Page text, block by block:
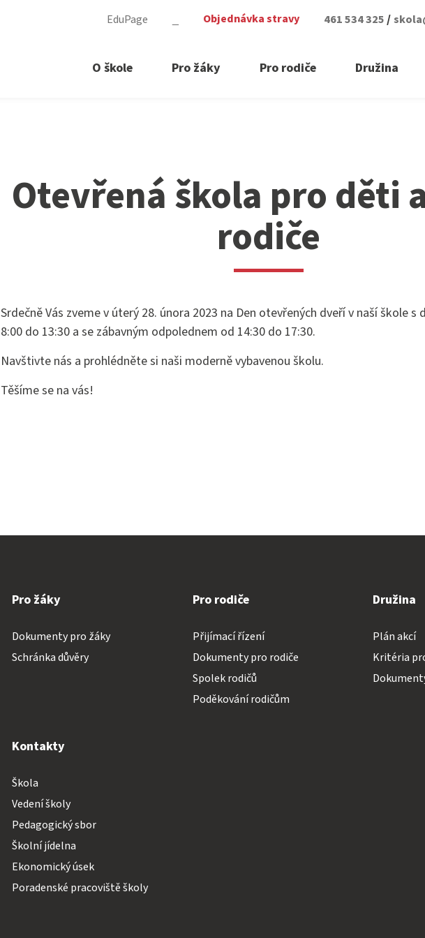
O škole
Úřední deska
Povinná dokumentace školy
Ostatní dokumenty školy
Projekty
Škola v médiích
Zájmové kroužky
Edupage pro
Pro žáky Pro rodiče Družina
EduPage Objednávka stravy 461 534 325/
Otevřená škola pro děti
rodiče
Srdečně Vás zveme v úterý 28. února 2023 na Den otevřených dveří v naší škole
8:00 do 13:30 a se zábavným odpolednem od 14:30 do 17:30.
Navštivte nás a prohlédněte si naši moderně vybavenou školu.
Těšíme se na vás!
Pro žáky
Dokumenty pro žáky
Schránka důvěry
Pro rodiče
Přijímací řízení
Dokumenty pro rodiče
Spolek rodičů
Poděkování rodičům
Družina
Plán akcí
Kritéria
Kontakty
Škola
Vedení školy
Pedagogický sbor
Školní jídelna
Ekonomický úsek
Poradenské pracoviště školy